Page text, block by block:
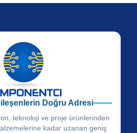
Doğru Adresi
teknoloji ve proje ürünlerinden
kadar uzanan geniş